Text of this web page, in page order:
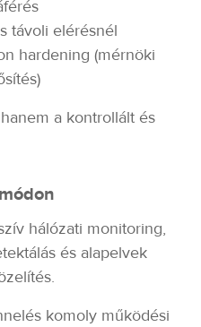
távoli elérésnél
hardening (mérnöki
a kontrollált és
hálózati monitoring,
és alapelvek
komoly működési